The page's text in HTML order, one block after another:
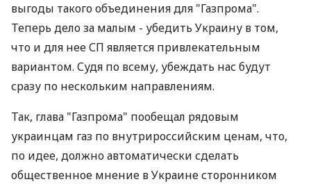
выгоды такого объединения для "Газпрома".
Теперь дело за малым - убедить Украину в том,
что и для нее СП является привлекательным
вариантом. Судя по всему, убеждать нас будут
сразу по нескольким направлениям.
Так, глава "Газпрома" пообещал рядовым
украинцам газ по внутрироссийским ценам, что,
по идее, должно автоматически сделать
общественное мнение в Украине сторонником